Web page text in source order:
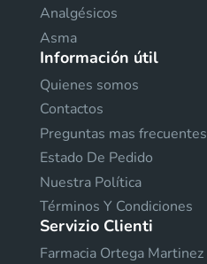
Analgésicos
Asma
Información útil
Quienes somos
Contactos
Preguntas mas frecuentes
Estado De Pedido
Nuestra Política
Términos Y Condiciones
Servizio Clienti
Farmacia Ortega Martinez